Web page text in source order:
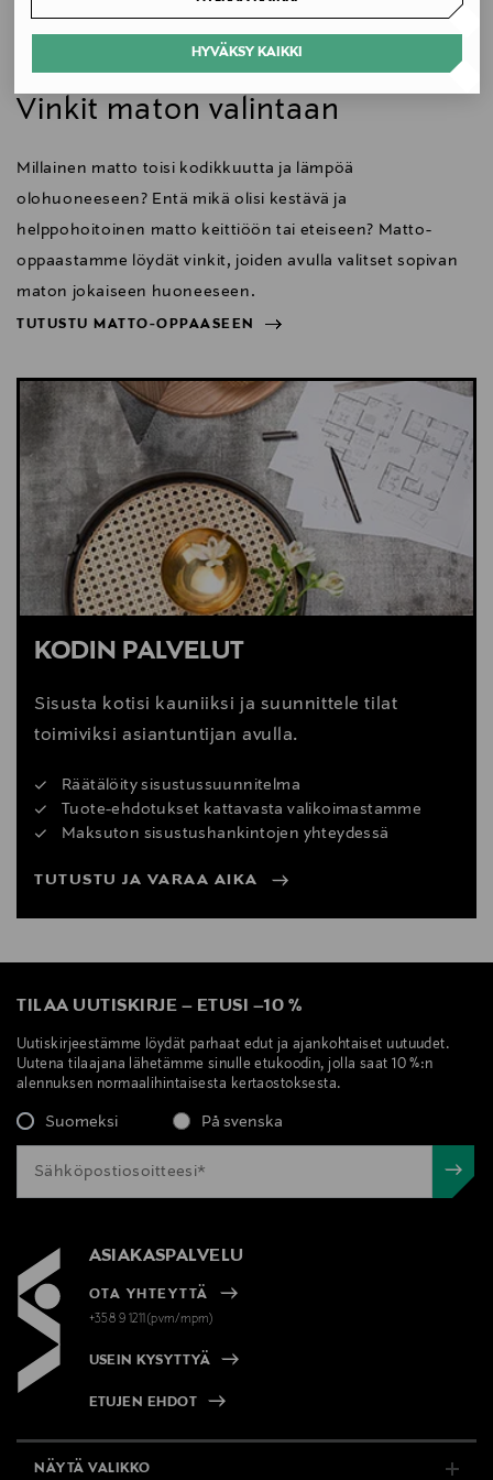
HYVÄKSY KAIKKI
170 x 240 cm
Suomi
Valmistajan tuotenumero
VP0492000596
Valmistajan osoite
Tallberginkatu 1 B, 119, FI-00180 Helsinki, Finland
Digitaalinen osoite
woodnotes@woodnotes.fi
Koti
Vinkit maton valintaan
Millainen matto toisi kodikkuutta ja lämpöä
olohuoneeseen? Entä mikä olisi kestävä ja
helppohoitoinen matto keittiöön tai eteiseen? Matto-
oppaastamme löydät vinkit, joiden avulla valitset sopivan
maton jokaiseen huoneeseen.
TUTUSTU MATTO-OPPAASEEN
TUTUSTU MATTO-OPPAASEEN
KODIN PALVELUT
Sisusta kotisi kauniiksi ja suunnittele tilat
toimiviksi asiantuntijan avulla.
Räätälöity sisustussuunnitelma
Tuote-ehdotukset kattavasta valikoimastamme
Maksuton sisustushankintojen yhteydessä
TUTUSTU JA VARAA AIKA
TILAA UUTISKIRJE – ETUSI –10 %
Uutiskirjeestämme löydät parhaat edut ja ajankohtaiset uutuudet.
Uutena tilaajana lähetämme sinulle etukoodin, jolla saat 10 %:n
alennuksen normaalihintaisesta kertaostoksesta.
Suomeksi På svenska
ASIAKASPALVELU
OTA YHTEYTTÄ
+358 9 1211(pvm/mpm)
USEIN KYSYTTYÄ
ETUJEN EHDOT
NÄYTÄ VALIKKO